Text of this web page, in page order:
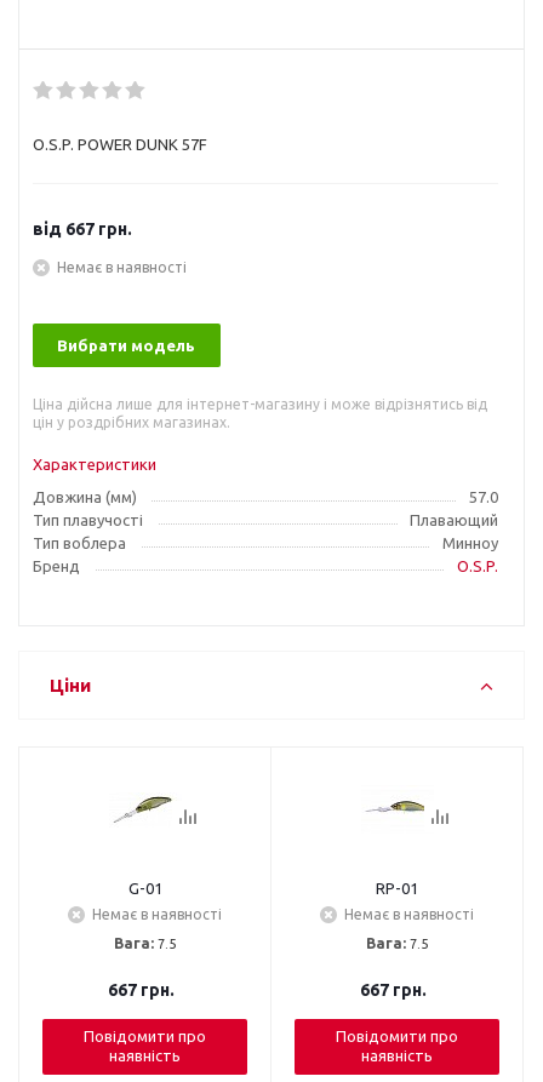
O.S.P. POWER DUNK 57F
від 667 грн.
Немає в наявності
Вибрати модель
Ціна дійсна лише для інтернет-магазину і може відрізнятись від
цін у роздрібних магазинах.
Характеристики
Довжина (мм)
57.0
Тип плавучості
Плавающий
Тип воблера
Минноу
Бренд
O.S.P.
Ціни
G-01
Немає в наявності
Вага: 7.5
667грн.
Повідомити про
наявність
RP-01
Немає в наявності
Вага: 7.5
667грн.
Повідомити про
наявність